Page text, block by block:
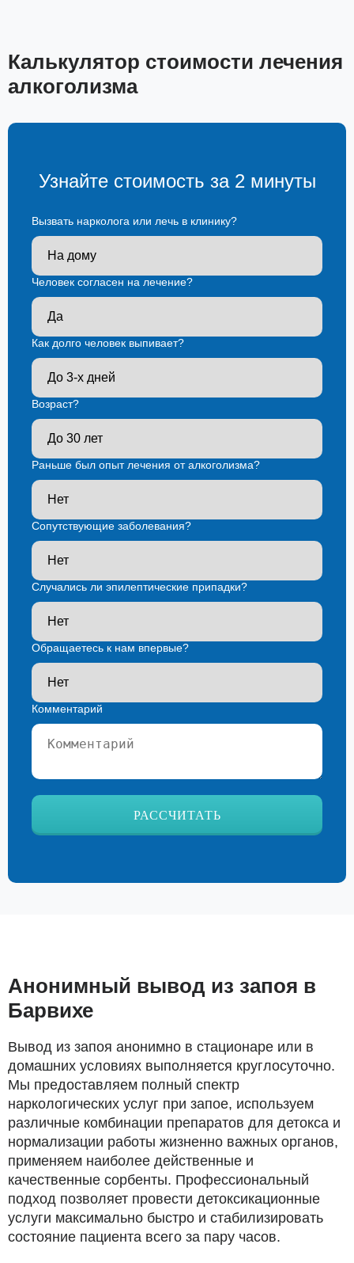
Калькулятор стоимости лечения
алкоголизма
Узнайте стоимость за 2 минуты
Вызвать нарколога или лечь в клинику?
Человек согласен на лечение?
Как долго человек выпивает?
Возраст?
Раньше был опыт лечения от алкоголизма?
Сопутствующие заболевания?
Случались ли эпилептические припадки?
Обращаетесь к нам впервые?
Комментарий
РАССЧИТАТЬ
Анонимный вывод из запоя в
Барвихе
Вывод из запоя анонимно в стационаре или в
домашних условиях выполняется круглосуточно.
Мы предоставляем полный спектр
наркологических услуг при запое, используем
различные комбинации препаратов для детокса и
нормализации работы жизненно важных органов,
применяем наиболее действенные и
качественные сорбенты. Профессиональный
подход позволяет провести детоксикационные
услуги максимально быстро и стабилизировать
состояние пациента всего за пару часов.